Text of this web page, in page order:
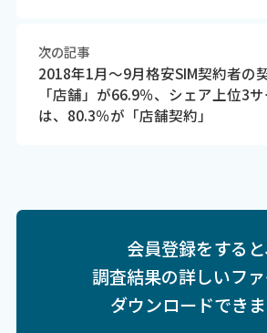
次の記事
2018年1月～9月格安SIM契約者の
「店舗」が66.9％、シェア上位3
は、80.3％が「店舗契約」
会員登録をすると
調査結果の詳しいフ
ダウンロードできま